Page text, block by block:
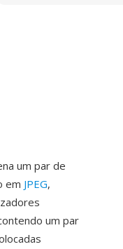
um par de
em JPEG,
um par